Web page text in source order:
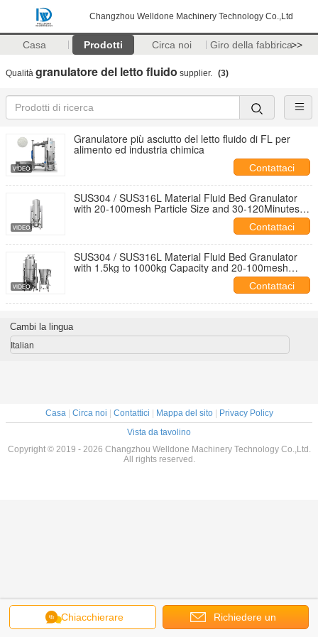
Changzhou Welldone Machinery Technology Co.,Ltd
Casa Prodotti Circa noi Giro della fabbrica>>
Qualità granulatore del letto fluido supplier. (3)
Granulatore più asciutto del letto fluido di FL per
alimento ed industria chimica
Contattaci
SUS304 / SUS316L Material Fluid Bed Granulator
with 20-100mesh Particle Size and 30-120Minutes
Batch Time Granulating Dryer Equipment
Contattaci
SUS304 / SUS316L Material Fluid Bed Granulator
with 1.5kg to 1000kg Capacity and 20-100mesh
Contattaci
Chiacchierare Richiedere un
Cambi la lingua
Italian
Casa| Circa noi Contattici Mappa del sito|
Privacy Policy
Vista da tavolino
Copyright © 2019 - 2026 Changzhou Welldone Machinery Technology Co.,Ltd.
All rights reserved.